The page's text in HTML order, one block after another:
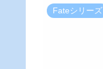
Fateシリーズ